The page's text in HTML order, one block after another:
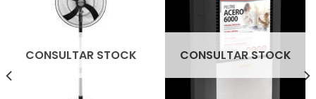
CONSULTAR STOCK CONSULTAR STOCK